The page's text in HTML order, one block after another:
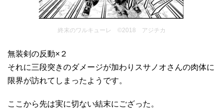
終末のワルキューレ ©2018 アジチカ
無装剣の反動×２
それに三段突きのダメージが加わりスサノオさんの肉体に
限界が訪れてしまったようです。
ここから先は実に切ない結末にござった。